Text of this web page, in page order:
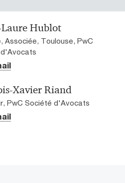
Hublot
Associée, Toulouse, PwC
Xavier Riand
PwC Société d'Avocats